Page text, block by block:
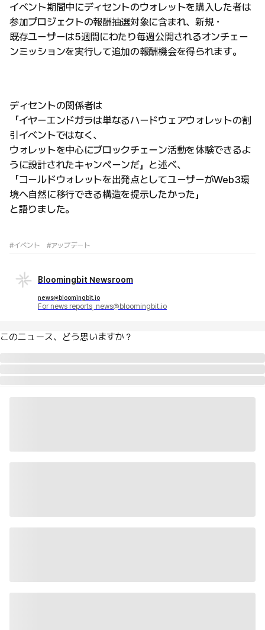
イベント期間中にディセントのウォレットを購入した者は
参加プロジェクトの報酬抽選対象に含まれ、新規・
既存ユーザーは5週間にわたり毎週公開されるオンチェー
ンミッションを実行して追加の報酬機会を得られます。
ディセントの関係者は
「イヤーエンドガラは単なるハードウェアウォレットの割
引イベントではなく、
ウォレットを中心にブロックチェーン活動を体験できるよ
うに設計されたキャンペーンだ」と述べ、
「コールドウォレットを出発点としてユーザーがWeb3環
境へ自然に移行できる構造を提示したかった」
と語りました。
#イベント #アップデート
Bloomingbit Newsroom
news@bloomingbit.io
For news reports, news@bloomingbit.io
このニュース、どう思いますか？